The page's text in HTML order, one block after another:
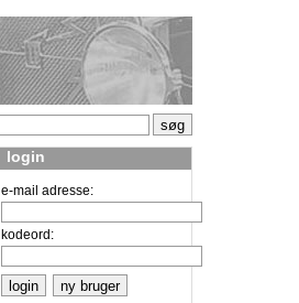
login
e-mail adresse:
kodeord: